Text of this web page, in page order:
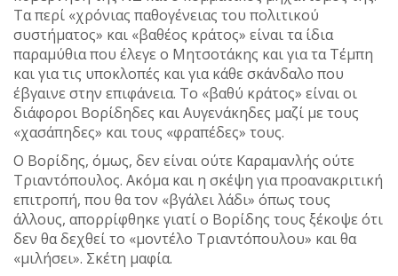
Τα περί «χρόνιας παθογένειας του πολιτικού
συστήματος» και «βαθέος κράτος» είναι τα ίδια
παραμύθια που έλεγε ο Μητσοτάκης και για τα Τέμπη
και για τις υποκλοπές και για κάθε σκάνδαλο που
έβγαινε στην επιφάνεια. Το «βαθύ κράτος» είναι οι
διάφοροι Βορίδηδες και Αυγενάκηδες μαζί με τους
«χασάπηδες» και τους «φραπέδες» τους.
Ο Βορίδης, όμως, δεν είναι ούτε Καραμανλής ούτε
Τριαντόπουλος. Ακόμα και η σκέψη για προανακριτική
επιτροπή, που θα τον «βγάλει λάδι» όπως τους
άλλους, απορρίφθηκε γιατί ο Βορίδης τους ξέκοψε ότι
δεν θα δεχθεί το «μοντέλο Τριαντόπουλου» και θα
«μιλήσει». Σκέτη μαφία.